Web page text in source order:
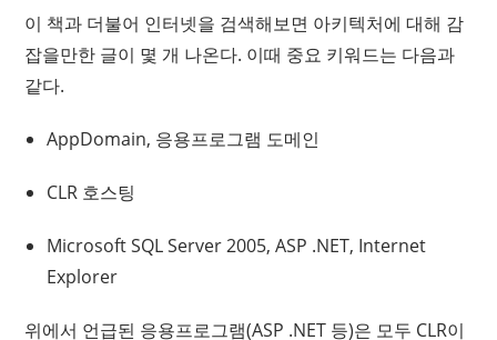
이 책과 더불어 인터넷을 검색해보면 아키텍처에 대해 감
잡을만한 글이 몇 개 나온다. 이때 중요 키워드는 다음과
같다.
AppDomain, 응용프로그램 도메인
CLR 호스팅
Microsoft SQL Server 2005, ASP .NET, Internet
Explorer
위에서 언급된 응용프로그램(ASP .NET 등)은 모두 CLR이